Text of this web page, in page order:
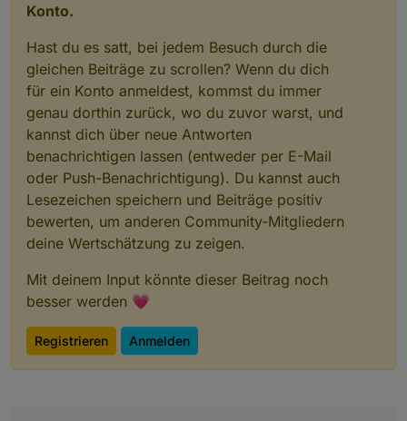
Konto.
Hast du es satt, bei jedem Besuch durch die
gleichen Beiträge zu scrollen? Wenn du dich
für ein Konto anmeldest, kommst du immer
genau dorthin zurück, wo du zuvor warst, und
kannst dich über neue Antworten
benachrichtigen lassen (entweder per E-Mail
oder Push-Benachrichtigung). Du kannst auch
Lesezeichen speichern und Beiträge positiv
bewerten, um anderen Community-Mitgliedern
deine Wertschätzung zu zeigen.
Mit deinem Input könnte dieser Beitrag noch
besser werden 💗
Registrieren Anmelden